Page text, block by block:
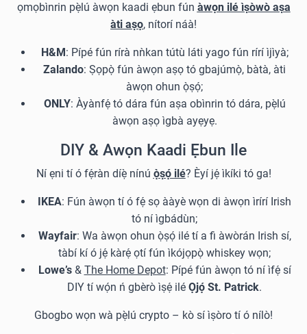
ọmọbìnrin pẹ̀lú àwọn kaadi ẹbun fún àwọn ilé ìṣòwò aṣa
àti aṣọ, nítorí náà!
H&M: Pípé fún rírà nǹkan tútù láti yago fún rírí ìjìyà;
Zalando: Ṣọpọ̀ fún àwọn aṣọ tó gbajúmọ̀, bàtà, àti
àwọn ohun ọ̀ṣọ́;
ONLY: Àyànfẹ́ tó dára fún aṣa obìnrin tó dára, pẹ̀lú
àwọn aṣọ ìgbà ayẹyẹ.
DIY & Awọn Kaadi Ẹbun Ile
Ní ẹni tí ó fẹ́ràn díẹ̀ nínú ọ̀ṣọ́ ilé? Èyí jẹ́ ìkíki tó ga!
IKEA: Fún àwọn tí ó fẹ́ sọ ààyè wọn di àwọn ìrírí Irish
tó ní ìgbádùn;
Wayfair: Wa àwọn ohun ọ̀ṣọ́ ilé tí a fi àwòrán Irish sí,
tàbí kí ó jẹ́ kàrẹ́ ọtí fún ìkójọpọ̀ whiskey wọn;
Lowe’s& The Home Depot: Pípé fún àwọn tó ní ìfẹ́ sí
DIY tí wọ́n ń gbèrò ìṣẹ́ ilé Ọjọ́ St. Patrick.
Gbogbo wọn wà pẹ̀lú crypto – kò sí ìṣòro tí ó nílò!